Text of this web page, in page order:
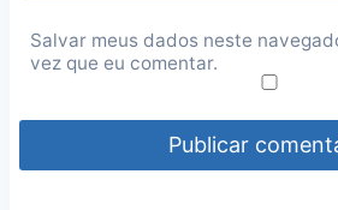
Salvar meus dados neste
vez que eu comentar.